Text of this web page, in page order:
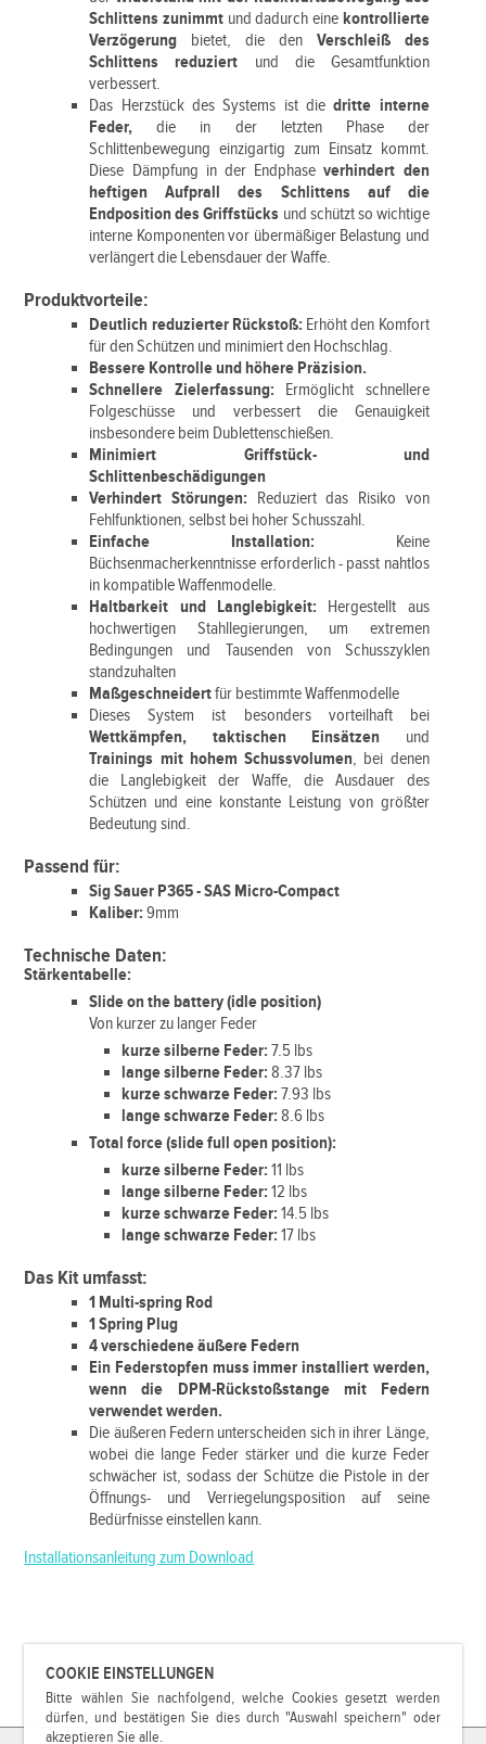
COOKIE EINSTELLUNGEN
Bitte wählen Sie nachfolgend, welche Cookies gesetzt werden
dürfen, und bestätigen Sie dies durch "Auswahl speichern" oder
akzeptieren Sie alle.
Schlittens zunimmt und dadurch eine kontrollierte
Verzögerung bietet, die den Verschleiß des
Schlittens reduziert und die Gesamtfunktion
verbessert.
Das Herzstück des Systems ist diedritte interne
Feder, die in der letzten Phase der
Schlittenbewegung einzigartig zum Einsatz kommt.
Diese Dämpfung in der Endphaseverhindert den
heftigen Aufprall des Schlittens auf die
Endposition des Griffstücks und schützt so wichtige
interne Komponenten vor übermäßiger Belastung und
verlängert die Lebensdauer der Waffe.
Produktvorteile:
Deutlich reduzierter Rückstoß: Erhöht den Komfort
für den Schützen und minimiert den Hochschlag.
Bessere Kontrolle und höhere Präzision.
Schnellere Zielerfassung: Ermöglicht schnellere
Folgeschüsse und verbessert die Genauigkeit
insbesondere beim Dublettenschießen.
Minimiert Griffstück- und
Schlittenbeschädigungen
Verhindert Störungen: Reduziert das Risiko von
Fehlfunktionen, selbst bei hoher Schusszahl.
Einfache Installation: Keine
Büchsenmacherkenntnisse erforderlich - passt nahtlos
in kompatible Waffenmodelle.
Haltbarkeit und Langlebigkeit: Hergestellt aus
hochwertigen Stahllegierungen, um extremen
Bedingungen und Tausenden von Schusszyklen
standzuhalten
Maßgeschneidertfür bestimmte Waffenmodelle
Dieses System ist besonders vorteilhaft bei
Wettkämpfen, taktischen Einsätzen und
Trainings mit hohem Schussvolumen, bei denen
die Langlebigkeit der Waffe, die Ausdauer des
Schützen und eine konstante Leistung von größter
Bedeutung sind.
Passend für:
Sig Sauer P365 - SAS Micro-Compact
Kaliber: 9mm
Technische Daten:
Stärkentabelle:
Slide on the battery (idle position)
Von kurzer zu langer Feder
kurze silberne Feder:7.5 lbs
lange silberne Feder:8.37 lbs
kurze schwarze Feder:7.93 lbs
lange schwarze Feder:8.6 lbs
Total force (slide full open position):
kurze silberne Feder:11 lbs
lange silberne Feder:12 lbs
kurze schwarze Feder:14.5 lbs
lange schwarze Feder:17 lbs
Das Kit umfasst:
1 Multi-spring Rod
1 Spring Plug
4 verschiedene äußere Federn
Ein Federstopfen muss immer installiert werden,
wenn die DPM-Rückstoßstange mit Federn
verwendet werden.
Die äußeren Federn unterscheiden sich in ihrer Länge,
wobei die lange Feder stärker und die kurze Feder
schwächer ist, sodass der Schütze die Pistole in der
Öffnungs- und Verriegelungsposition auf seine
Bedürfnisse einstellen kann.
Installationsanleitung zum Download